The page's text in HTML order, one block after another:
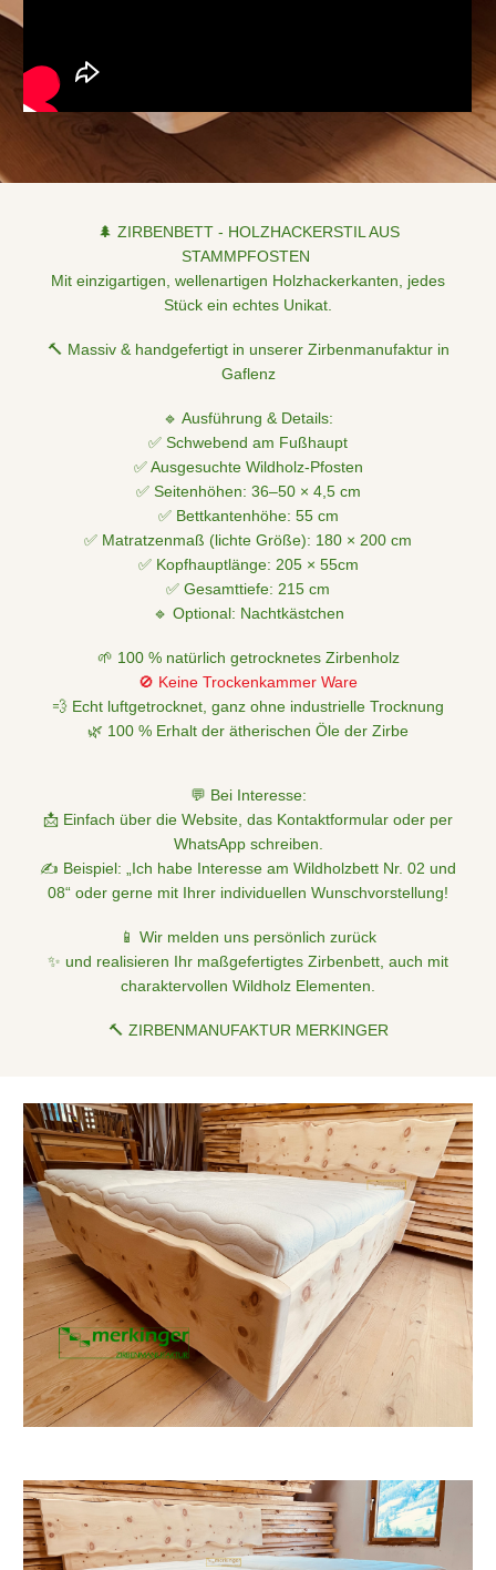
🌲 ZIRBENBETT - HOLZHACKERSTIL AUS
STAMMPFOSTEN
Mit einzigartigen, wellenartigen Holzhackerkanten , jedes
Stück ein echtes Unikat.
🔨 Massiv & handgefertigt in unserer Zirbenmanufaktur in
Gaflenz
🔹 Ausführung & Details:
✅ Schwebend am Fußhaupt
✅ Ausgesuchte Wildholz-Pfosten
✅ Seitenhöhen: 36–50 × 4,5 cm
✅ Bettkantenhöhe: 55 cm
✅ Matratzenmaß (lichte Größe): 180 × 200 cm
✅ Kopfhauptlänge: 205 × 55cm
✅ Gesamttiefe: 215 cm
🔹 Optional: Nachtkästchen
🌱 100 % natürlich getrocknetes Zirbenholz
🚫 Keine Trockenkammer Ware
💨 Echt luftgetrocknet, ganz ohne industrielle Trocknung
🌿 100 % Erhalt der ätherischen Öle der Zirbe
💬 Bei Interesse:
📩 Einfach über die Website, das Kontaktformular oder per
WhatsApp schreiben.
✍️ Beispiel: „Ich habe Interesse am Wildholzbett Nr. 02 und
08“ oder gerne mit Ihrer individuellen Wunschvorstellung!
📱 Wir melden uns persönlich zurück
✨ und realisieren Ihr maßgefertigtes Zirbenbett, auch mit
charaktervollen Wildholz Elementen.
🔨 ZIRBENMANUFAKTUR MERKINGER